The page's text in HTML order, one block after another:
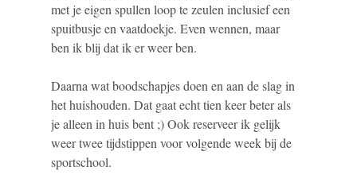
met je eigen spullen loop te zeulen inclusief een
spuitbusje en vaatdoekje. Even wennen, maar
ben ik blij dat ik er weer ben.
Daarna wat boodschapjes doen en aan de slag in
het huishouden. Dat gaat echt tien keer beter als
je alleen in huis bent ;) Ook reserveer ik gelijk
weer twee tijdstippen voor volgende week bij de
sportschool.